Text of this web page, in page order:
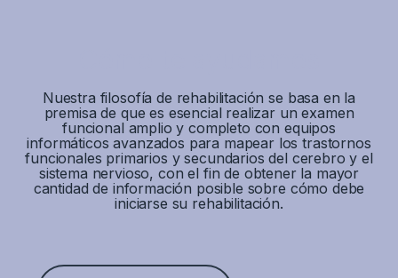
Nuestra filosofía de rehabilitación se basa en la
premisa de que es esencial realizar un examen
funcional amplio y completo con equipos
informáticos avanzados para mapear los trastornos
funcionales primarios y secundarios del cerebro y el
sistema nervioso, con el fin de obtener la mayor
cantidad de información posible sobre cómo debe
iniciarse su rehabilitación.